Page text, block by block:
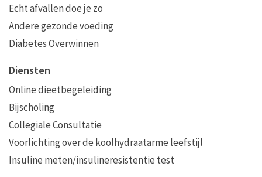
Echt afvallen doe je zo
Andere gezonde voeding
Diabetes Overwinnen
Diensten
Online dieetbegeleiding
Bijscholing
Collegiale Consultatie
Voorlichting over de koolhydraatarme leefstijl
Insuline meten/insulineresistentie test